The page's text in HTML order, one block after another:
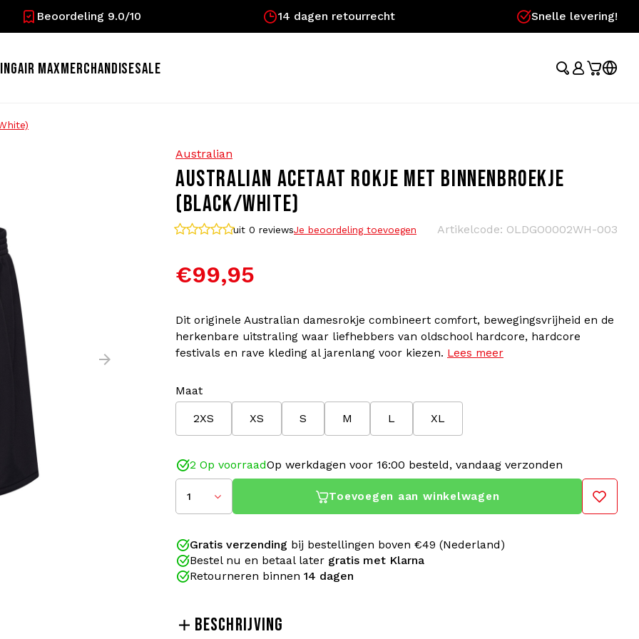
Beoordeling 9.0/10 14 dagen retourrecht Snelle levering!
AIR MAXMERCHANDISESALE
Australian
AUSTRALIAN ACETAAT ROKJE MET BINNENBROEKJE
(BLACK/WHITE)
uit 0 reviewsJe beoordeling toevoegen Artikelcode: OLDGO0002WH-003
€99,95
Dit originele Australian damesrokje combineert comfort, bewegingsvrijheid en de
herkenbare uitstraling waar liefhebbers van oldschool hardcore, hardcore
festivals en rave kleding al jarenlang voor kiezen. Lees meer
Maat
2XS XS S M L XL
2 Op voorraadOp werkdagen voor 16:00 besteld, vandaag verzonden
1 Toevoegen aan winkelwagen
Gratis verzending bij bestellingen boven €49 (Nederland)
Bestel nu en betaal later gratis met Klarna
Retourneren binnen 14 dagen
BESCHRIJVING
Ben jij op zoek naar authentieke gabber kleding die perfect aansluit bij jouw